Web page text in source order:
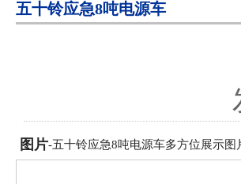
五十铃应急8吨电源车
图片-五十铃应急8吨电源车多方位展示图